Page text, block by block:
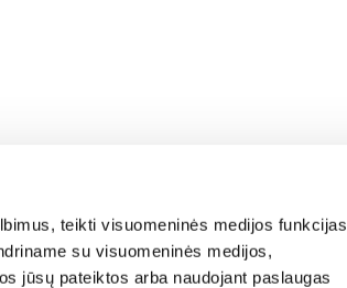
teikti visuomeninės medijos funkcijas
su visuomeninės medijos,
jūsų pateiktos arba naudojant paslaugas